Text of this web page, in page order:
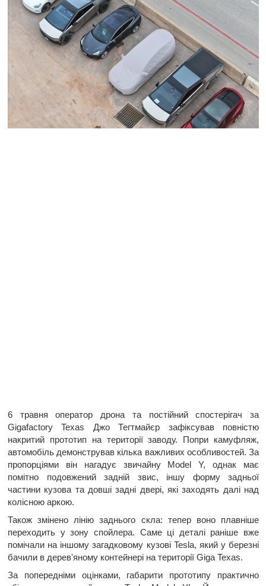
6 травня оператор дрона та постійний спостерігач за
Gigafactory Texas Джо Тегтмайєр зафіксував повністю
накритий прототип на території заводу. Попри камуфляж,
автомобіль демонстрував кілька важливих особливостей. За
пропорціями він нагадує звичайну Model Y, однак має
помітно подовжений задній звис, іншу форму задньої
частини кузова та довші задні двері, які заходять далі над
колісною аркою.
Також змінено лінію заднього скла: тепер воно плавніше
переходить у зону спойлера. Саме ці деталі раніше вже
помічали на іншому загадковому кузові Tesla, який у березні
бачили в дерев'яному контейнері на території Giga Texas.
За попередніми оцінками, габарити прототипу практично